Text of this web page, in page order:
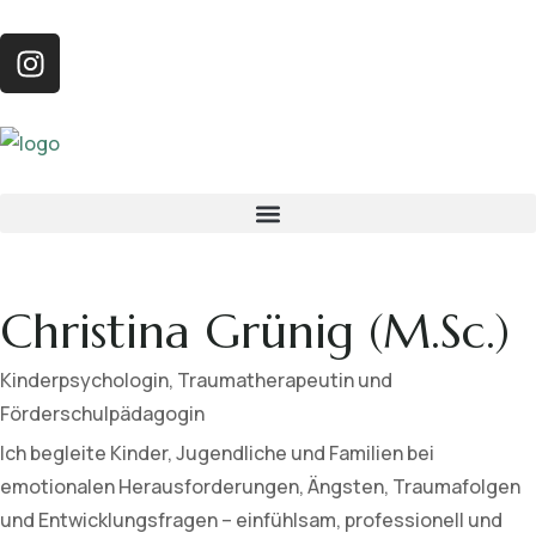
Christina Grünig (M.Sc.)
Kinderpsychologin, Traumatherapeutin und
Förderschulpädagogin
Ich begleite Kinder, Jugendliche und Familien bei
emotionalen Herausforderungen, Ängsten, Traumafolgen
und Entwicklungsfragen – einfühlsam, professionell und